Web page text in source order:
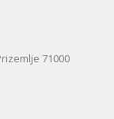
71000